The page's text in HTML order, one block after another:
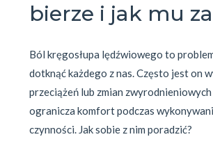
bierze i jak mu
Ból kręgosłupa lędźwiowego to
dotknąć każdego z nas. Często jest on
przeciążeń lub zmian zwyrodnieniowych
ogranicza komfort podczas
czynności. Jak sobie z nim poradzić?